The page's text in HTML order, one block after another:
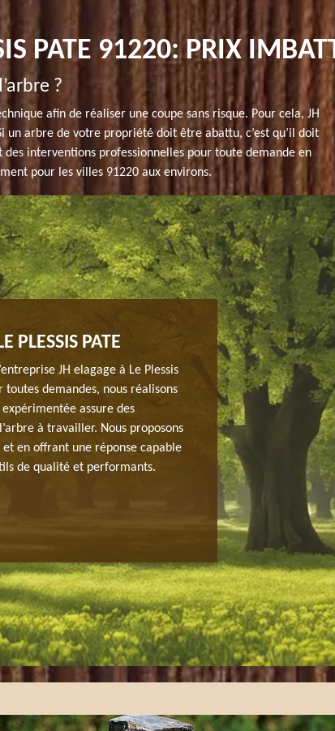
PATE 91220: PRIX
?
afin de réaliser une coupe sans risque. Pour cela, JH
un arbre de votre propriété doit être abattu, c’est qu’il doit
interventions professionnelles pour toute demande en
pour les villes 91220 aux environs.
PLESSIS PATE
JH elagage à Le Plessis
toutes demandes, nous réalisons
assure des
à travailler. Nous proposons
en offrant une réponse capable
de qualité et performants.
OBTENIR UN
Avant que l’entreprise
demande de devis afin
devis est gratuit chez JH
réussite de votre projet ;
dans le 91220 afin de
devis, il vous suffit tout
moins de 24 heures après